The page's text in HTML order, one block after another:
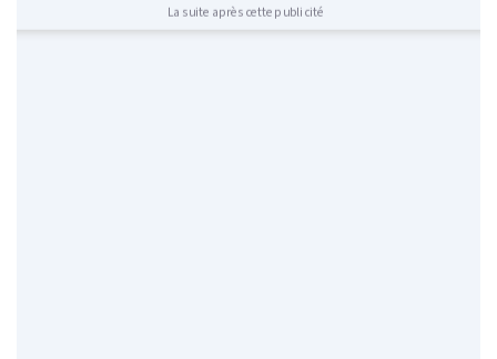
La suite après cette publicité